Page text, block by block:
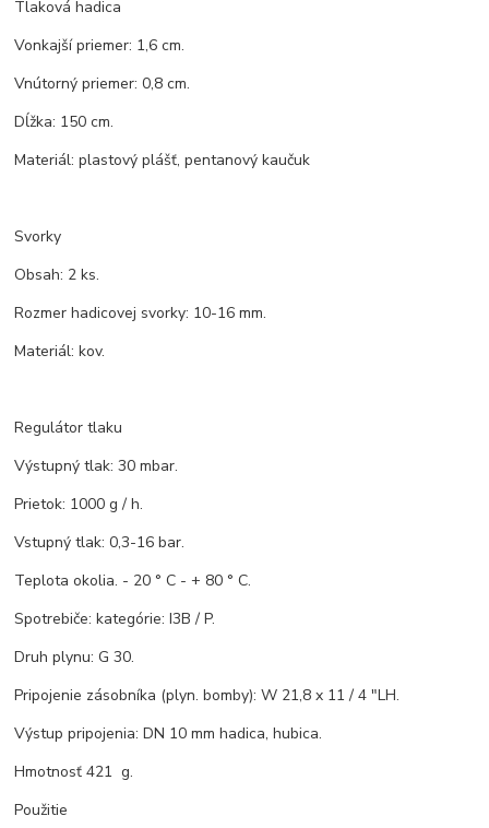
Tlaková hadica
Vonkajší priemer: 1,6 cm.
Vnútorný priemer: 0,8 cm.
Dĺžka: 150 cm.
Materiál: plastový plášť, pentanový kaučuk
Svorky
Obsah: 2 ks.
Rozmer hadicovej svorky: 10-16 mm.
Materiál: kov.
Regulátor tlaku
Výstupný tlak: 30 mbar.
Prietok: 1000 g / h.
Vstupný tlak: 0,3-16 bar.
Teplota okolia. - 20 ° C - + 80 ° C.
Spotrebiče: kategórie: I3B / P.
Druh plynu: G 30.
Pripojenie zásobníka (plyn. bomby): W 21,8 x 11 / 4 "LH.
Výstup pripojenia: DN 10 mm hadica, hubica.
Hmotnosť 421 g.
Použitie